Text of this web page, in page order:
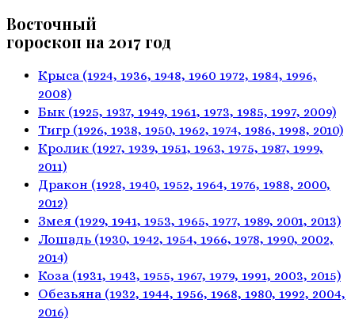
Восточный
гороскоп на 2017 год
Крыса (1924, 1936, 1948, 1960 1972, 1984, 1996,
2008)
Бык (1925, 1937, 1949, 1961, 1973, 1985, 1997, 2009)
Тигр (1926, 1938, 1950, 1962, 1974, 1986, 1998, 2010)
Кролик (1927, 1939, 1951, 1963, 1975, 1987, 1999,
2011)
Дракон (1928, 1940, 1952, 1964, 1976, 1988, 2000,
2012)
Змея (1929, 1941, 1953, 1965, 1977, 1989, 2001, 2013)
Лошадь (1930, 1942, 1954, 1966, 1978, 1990, 2002,
2014)
Коза (1931, 1943, 1955, 1967, 1979, 1991, 2003, 2015)
Обезьяна (1932, 1944, 1956, 1968, 1980, 1992, 2004,
2016)